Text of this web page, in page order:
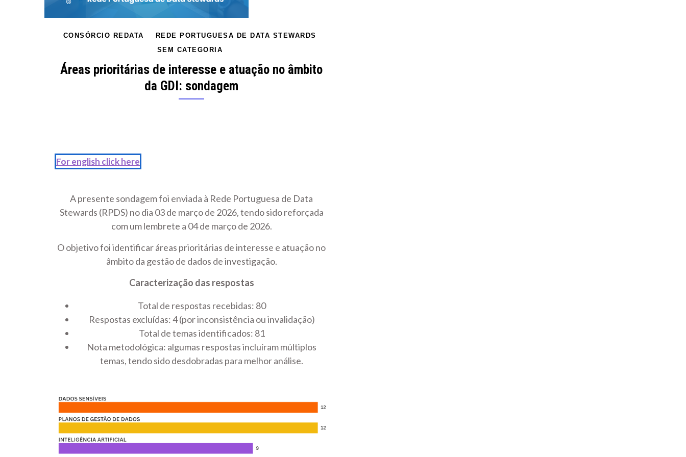
CONSÓRCIO REDATA
REDE PORTUGUESA DE DATA STEWARDS
SEM CATEGORIA
Áreas prioritárias de interesse e atuação no âmbito
da GDI: sondagem
For english click here
A presente sondagem foi enviada à Rede Portuguesa de Data
Stewards (RPDS) no dia 03 de março de 2026, tendo sido reforçada
com um lembrete a 04 de março de 2026.
O objetivo foi identificar áreas prioritárias de interesse e atuação no
âmbito da gestão de dados de investigação.
Caracterização das respostas
Total de respostas recebidas: 80
Respostas excluídas: 4 (por inconsistência ou invalidação)
Total de temas identificados: 81
Nota metodológica: algumas respostas incluíram múltiplos
temas, tendo sido desdobradas para melhor análise.